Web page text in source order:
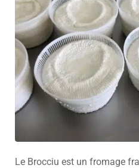
Le Brocciu est un fromage